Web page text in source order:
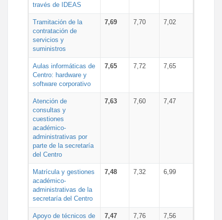
través de IDEAS
Tramitación de la
contratación de
servicios y
suministros
7,69 7,70 7,02
Aulas informáticas de
Centro: hardware y
software corporativo
7,65 7,72 7,65
Atención de
consultas y
cuestiones
académico-
administrativas por
parte de la secretaría
del Centro
7,63 7,60 7,47
Matrícula y gestiones
académico-
administrativas de la
secretaría del Centro
7,48 7,32 6,99
Apoyo de técnicos de
7,47 7,76 7,56